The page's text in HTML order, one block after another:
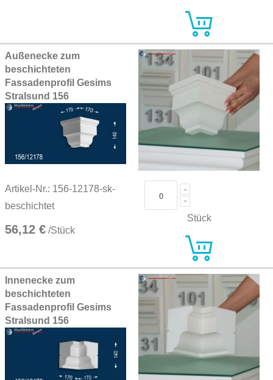
Außenecke zum
beschichteten
Fassadenprofil Gesims
Stralsund 156
Artikel-Nr.: 156-12178-sk-
beschichtet
56,12 € /Stück
Stück
Innenecke zum
beschichteten
Fassadenprofil Gesims
Stralsund 156